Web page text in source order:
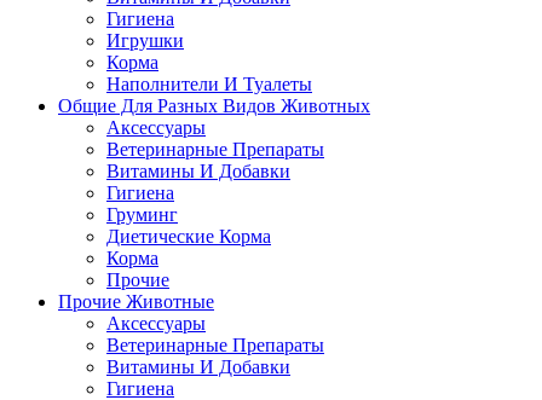
Гигиена
Игрушки
Корма
Наполнители И Туалеты
Общие Для Разных Видов Животных
Аксессуары
Ветеринарные Препараты
Витамины И Добавки
Гигиена
Груминг
Диетические Корма
Корма
Прочие
Прочие Животные
Аксессуары
Ветеринарные Препараты
Витамины И Добавки
Гигиена